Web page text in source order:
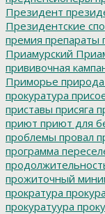
Президент
Президентские
премия препараты
Приамурский
прививочная
Приморье природа
прокуратура
приставы присяга
приют приют для
проблемы провал
программа
прожиточный
прократура
прокуратуура